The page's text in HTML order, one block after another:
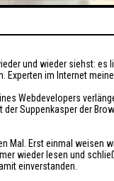
und wieder siehst:
Experten im Internet
Webdevelopers
Suppenkasper der
Mal. Erst einmal weisen
wieder lesen und
einverstanden.